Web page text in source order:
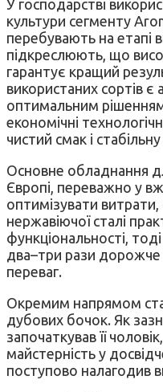
У господарстві
культури сегменту
перебувають на етапі
підкреслюють, що
гарантує кращий
використаних сортів є
оптимальним
економічні
чистий смак і
Основне обладнання
Європі, переважно у
оптимізувати витрати,
нержавіючої сталі
функціональності,
два–три рази дорожче
переваг.
Окремим напрямом
дубових бочок. Як
започаткував її
майстерність у
поступово налагодив